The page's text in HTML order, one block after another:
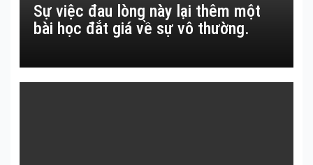
Sự việc đau lòng này lại thêm một
bài học đắt giá về sự vô thường.